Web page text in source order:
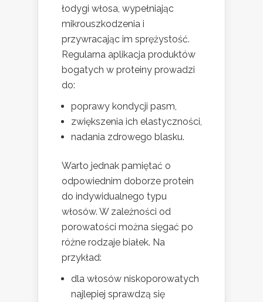
łodygi włosa, wypełniając
mikrouszkodzenia i
przywracając im sprężystość.
Regularna aplikacja produktów
bogatych w proteiny prowadzi
do:
poprawy kondycji pasm,
zwiększenia ich elastyczności,
nadania zdrowego blasku.
Warto jednak pamiętać o
odpowiednim doborze protein
do indywidualnego typu
włosów. W zależności od
porowatości można sięgać po
różne rodzaje białek. Na
przykład:
dla włosów niskoporowatych
najlepiej sprawdzą się